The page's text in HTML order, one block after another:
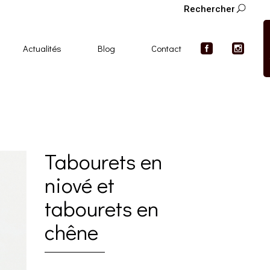
Rechercher
Actualités Blog Contact
Tabourets en
niové et
tabourets en
chêne